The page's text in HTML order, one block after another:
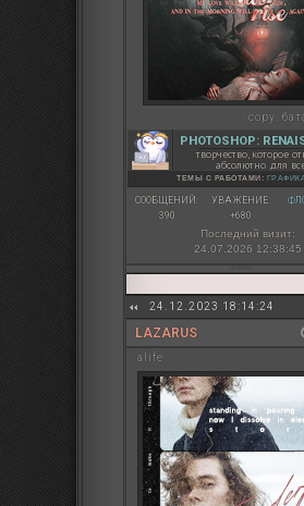
copy:
PHOTOSHOP:
творчество, которое
абсолютно для
ТЕМЫ С РАБОТАМИ: ГРАФИКА
СООБЩЕНИЙ:
390
УВАЖЕНИЕ:
+680
Последний визит:
24.07.2026 12:38:45
24.12.2023 18:14:24
LAZARUS
alife